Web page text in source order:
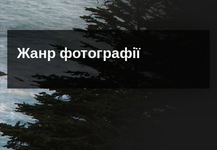
Жанр фотографії